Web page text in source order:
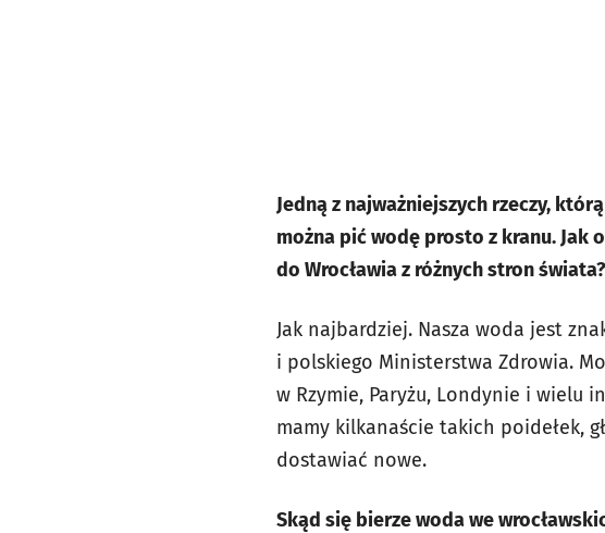
Jedną z najważniejszych rzeczy,
można pić wodę prosto z kranu. Jak
do Wrocławia z różnych stron
Jak najbardziej. Nasza woda jest
i polskiego Ministerstwa Zdrowia.
w Rzymie, Paryżu, Londynie i wielu
mamy kilkanaście takich poidełek,
dostawiać nowe.
Skąd się bierze woda we